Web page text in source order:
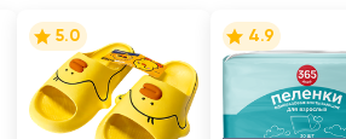
5.0 4.9